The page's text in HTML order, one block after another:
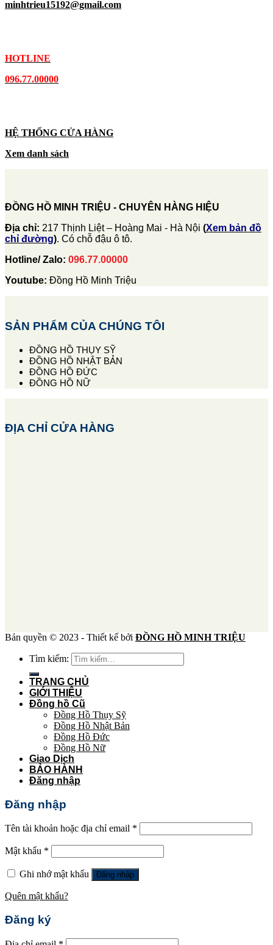
minhtrieu15192@gmail.com
HOTLINE
096.77.00000
HỆ THỐNG CỬA HÀNG
Xem danh sách
ĐỒNG HỒ MINH TRIỆU - CHUYÊN HÀNG HIỆU
Địa chỉ: 217 Thịnh Liệt – Hoàng Mai - Hà Nội (Xem bản đồ
chỉ đường). Có chỗ đậu ô tô.
Hotline/ Zalo: 096.77.00000
Youtube: Đồng Hồ Minh Triệu
SẢN PHẨM CỦA CHÚNG TÔI
ĐỒNG HỒ THỤY SỸ
ĐỒNG HỒ NHẬT BẢN
ĐỒNG HỒ ĐỨC
ĐỒNG HỒ NỮ
ĐỊA CHỈ CỬA HÀNG
Bản quyền © 2023 - Thiết kế bởi ĐỒNG HỒ MINH TRIỆU
Tìm kiếm:
TRANG CHỦ
GIỚI THIỆU
Đồng hồ Cũ
Đồng Hồ Thụy Sỹ
Đồng Hồ Nhật Bản
Đồng Hồ Đức
Đồng Hồ Nữ
Giao Dịch
BẢO HÀNH
Đăng nhập
Đăng nhập
Tên tài khoản hoặc địa chỉ email *
Mật khẩu *
Ghi nhớ mật khẩu Đăng nhập
Quên mật khẩu?
Đăng ký